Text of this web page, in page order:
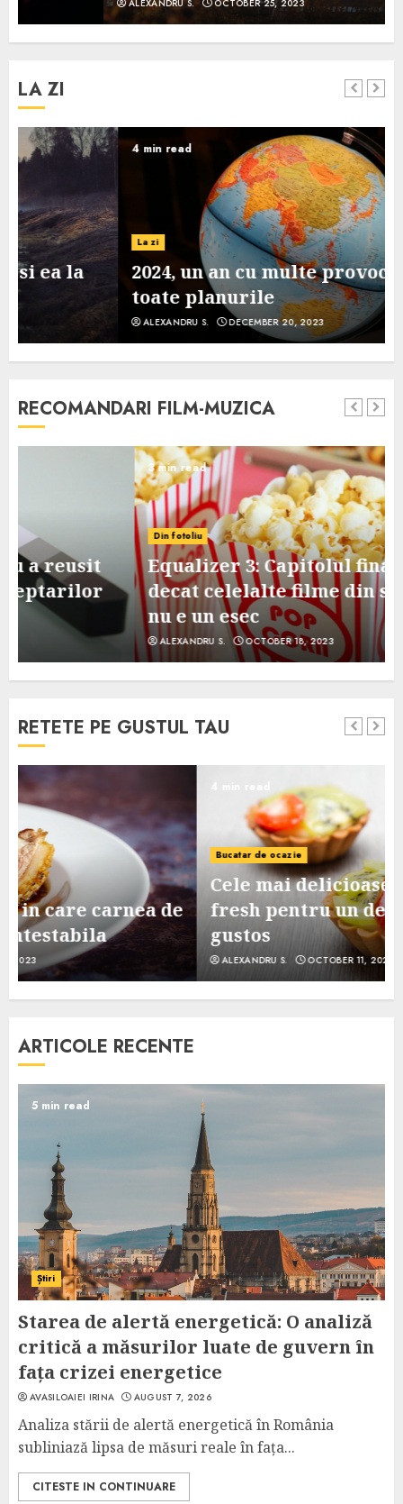
ALEXANDRU S. OCTOBER 25, 2023
LA ZI
4 min read
La zi
2024, un an cu multe provocari pe
toate planurile
DECEMBER 20, 2023
RECOMANDARI FILM-MUZICA
Din fotoliu
Equalizer 3: Capitolul final, mai slab
decat celelalte filme din serie, dar
nu e un esec
ALEXANDRU S. OCTOBER 18, 2023
RETETE PE GUSTUL TAU
4 min read
Bucatar de ocazie
Cele mai delicioase retete de tarte
fresh pentru un desert sanatos si
gustos
ALEXANDRU S. OCTOBER 11, 2023
ARTICOLE RECENTE
5 min read
Știri
Starea de alertă energetică: O analiză
critică a măsurilor luate de guvern în
fața crizei energetice
AVASILOAIEI IRINA AUGUST 7, 2026
Analiza stării de alertă energetică în România
subliniază lipsa de măsuri reale în fața...
CITESTE IN CONTINUARE